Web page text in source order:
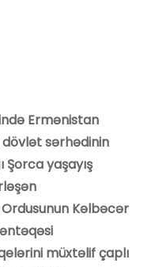
Ermənistan
sərhədinin
Şorca yaşayış
Kəlbəcər
müxtəlif çaplı